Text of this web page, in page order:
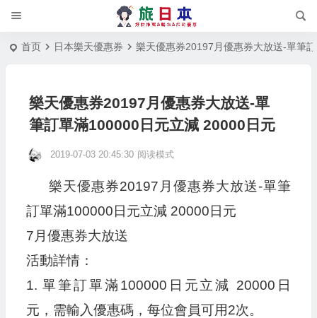
首页 日本樂天優惠券 樂天優惠券20197月優惠券大放送-單筆
樂天優惠券20197月優惠券大放送-單
筆訂單滿100000日元立減 20000日元
2019-07-03 20:45:30 阅读模式
樂天優惠券20197月優惠券大放送-單筆
訂單滿100000日元立減 20000日元
7月優惠券大放送
活動詳情：
1. 單筆訂單滿100000日元立減 20000日
元，需輸入優惠碼，每位會員可用2次。